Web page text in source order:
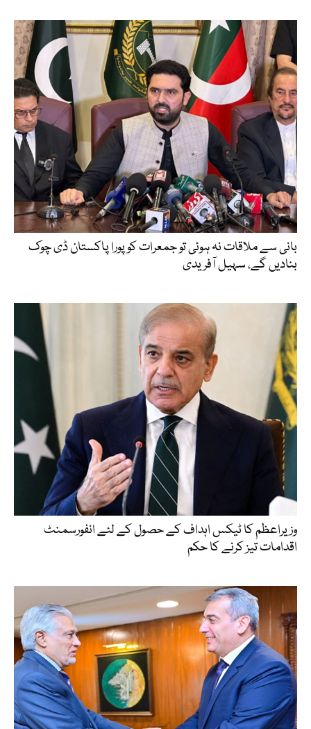
بانی سے ملاقات نہ ہوئی تو جمعرات کو پورا پاکستان ڈی چوک
بنادیں گے، سہیل آفریدی
وزیراعظم کا ٹیکس اہداف کے حصول کے لئے انفورسمنٹ
اقدامات تیز کرنے کا حکم